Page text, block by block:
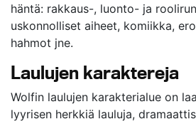
häntä: rakkaus-, luonto- ja
uskonnolliset aiheet, komiikka,
hahmot jne.
Laulujen karaktereja
Wolfin laulujen karakterialue on
lyyrisen herkkiä lauluja,